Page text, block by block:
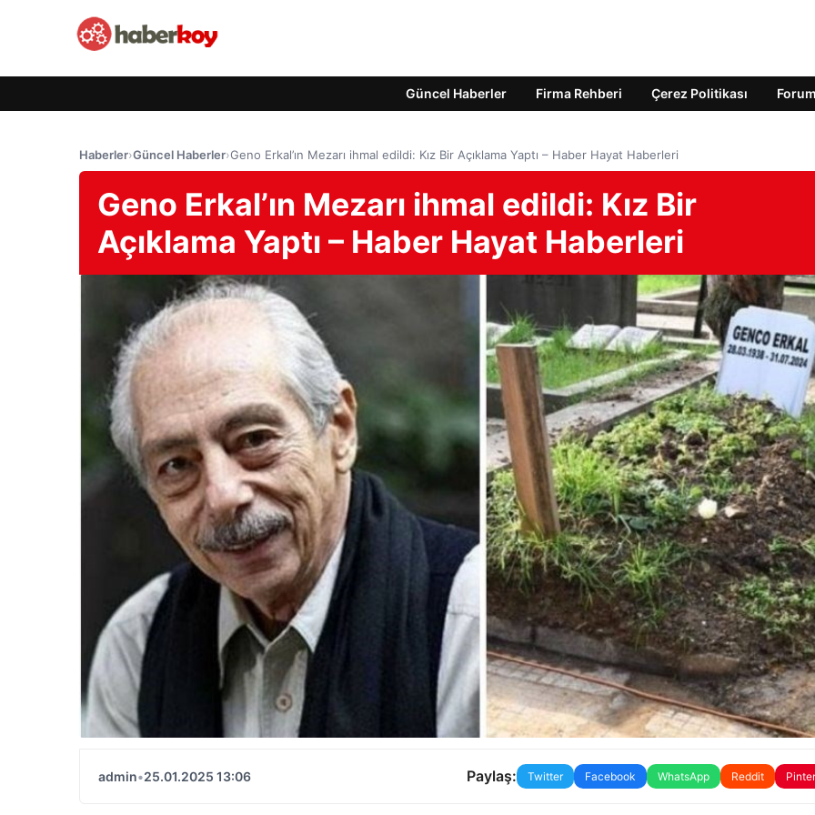
Güncel Haberler Firma Rehberi Çerez Politikası Forum
Haberler›Güncel Haberler›Geno Erkal’ın Mezarı ihmal edildi: Kız Bir Açıklama Yaptı – Haber Hayat Haberleri
Geno Erkal’ın Mezarı ihmal edildi: Kız Bir
Açıklama Yaptı – Haber Hayat Haberleri
admin•25.01.2025 13:06 Paylaş: Twitter Facebook WhatsApp Reddit